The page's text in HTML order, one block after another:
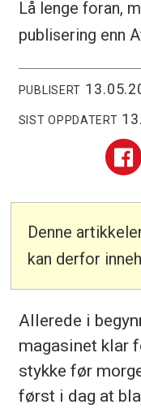
Lå lenge foran,
publisering enn
PUBLISERT
SIST OPPDATERT
Denne
kan derfor
Allerede i
magasinet klar
stykke før
først i dag at